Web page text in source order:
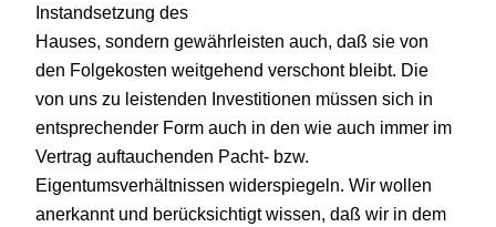
Instandsetzung des
Hauses, sondern gewährleisten auch, daß sie von
den Folgekosten weitgehend verschont bleibt. Die
von uns zu leistenden Investitionen müssen sich in
entsprechender Form auch in den wie auch immer im
Vertrag auftauchenden Pacht- bzw.
Eigentumsverhältnissen widerspiegeln. Wir wollen
anerkannt und berücksichtigt wissen, daß wir in dem